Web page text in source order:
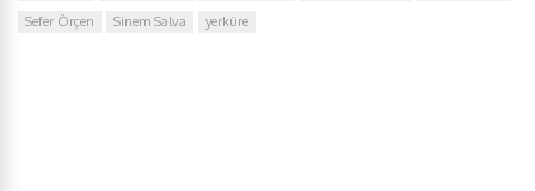
Sefer Örçen
Sinem Salva yerküre